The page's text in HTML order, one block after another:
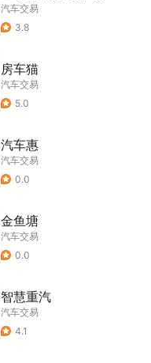
汽车交易
3.8
房车猫
汽车交易
5.0
汽车惠
汽车交易
0.0
金鱼塘
汽车交易
0.0
智慧重汽
汽车交易
4.1